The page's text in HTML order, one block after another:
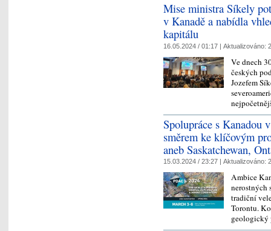
Mise ministra Síkely
v Kanadě a nabídla
kapitálu
16.05.2024 / 01:17 | Aktualizováno:
Ve dnech
českých
Jozefem
Spolupráce s Kanadou
směrem ke klíčovým
aneb Saskatchewan,
15.03.2024 / 23:27 | Aktualizováno:
Ambice
nerostných
tradiční
Torontu.